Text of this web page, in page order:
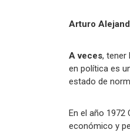
Arturo
A veces, tener
en política es
estado de
En el año 1972
económico y